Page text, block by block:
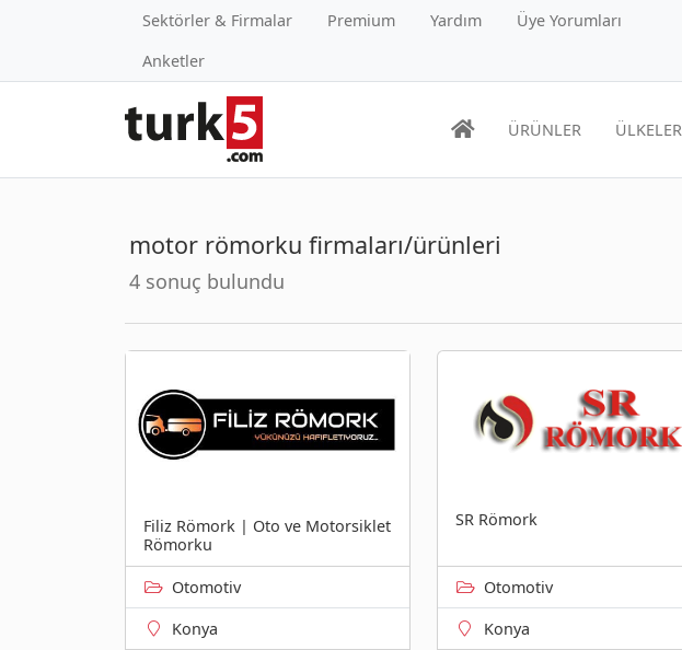
Sektörler & Firmalar Premium Yardım
Üye Yorumları
Anketler
ÜRÜNLER ÜLKELER
motor römorku firmaları/ürünleri
4 sonuç bulundu
Filiz Römork | Oto ve Motorsiklet
Römorku
Otomotiv
Konya
SR Römork
Otomotiv
Konya